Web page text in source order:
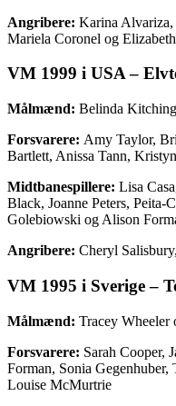
Angribere: Karina Alvariza,
Mariela Coronel og
VM 1999 i USA –
Målmænd: Belinda
Forsvarere: Amy Taylor,
Bartlett, Anissa Tann,
Midtbanespillere: Lisa
Black, Joanne Peters,
Golebiowski og Alison
Angribere: Cheryl
VM 1995 i Sverige –
Målmænd: Tracey Wheeler
Forsvarere: Sarah Cooper,
Forman, Sonia
Louise McMurtrie